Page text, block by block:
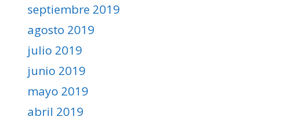
septiembre 2019
agosto 2019
julio 2019
junio 2019
mayo 2019
abril 2019